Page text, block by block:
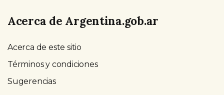
Acerca de Argentina.gob.ar
Acerca de este sitio
Términos y condiciones
Sugerencias